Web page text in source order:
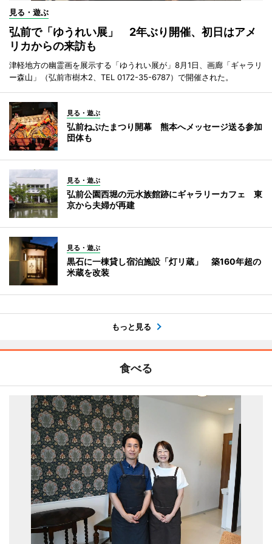
見る・遊ぶ
弘前で「ゆうれい展」 2年ぶり開催、初日はアメ
リカからの来訪も
津軽地方の幽霊画を展示する「ゆうれい展が」8月1日、画廊「ギャラリ
ー森山」（弘前市樹木2、TEL 0172-35-6787）で開催された。
見る・遊ぶ
弘前ねぷたまつり開幕 熊本へメッセージ送る参加
団体も
見る・遊ぶ
弘前公園西堀の元水族館跡にギャラリーカフェ 東
京から夫婦が再建
見る・遊ぶ
黒石に一棟貸し宿泊施設「灯リ蔵」 築160年超の
米蔵を改装
もっと見る
食べる